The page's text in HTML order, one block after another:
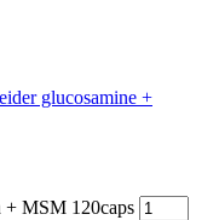
+ MSM 120caps